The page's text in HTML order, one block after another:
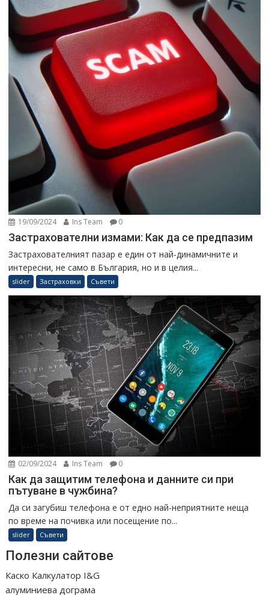
19/09/2024 Ins Team 0
Застрахователни измами: Как да се предпазим
Застрахователният пазар е един от най-динамичните и
интересни, не само в България, но и в целия...
slider Застраховки Съвети
02/09/2024 Ins Team 0
Как да защитим телефона и данните си при
пътуване в чужбина?
Да си загубиш телефона е от едно най-неприятните неща
по време на почивка или посещение по...
slider Съвети
Полезни сайтове
Каско Калкулатор I&G
алуминиева дограма